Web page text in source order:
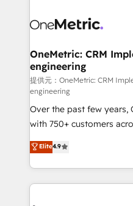
Iberia (Spain &
growth. Our
that simplify complexity,
turn innovation into real impact. 🌍
HubSpot Partner since
Award: Best Integration •
projects • Clients in 30+
technology for
English, Spanish, Portuguese &
smarter with AI and
OneMetric: CRM
engineering
提供元：OneMetric: CRM
engineering
Over the past few years,
with 750+ customers
healthcare, real estate,
150+ HubSpot-certified
solutions to complex
Our Expertise 🔹 Onboarding & Implementation:
Elite4.9